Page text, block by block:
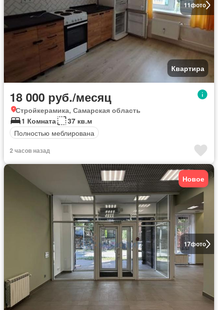
11фото
Квартира
18 000 руб./месяц
Стройкерамика, Самарская область
1 Комната
37 кв.м
Полностью меблирована
2 часов назад
17фото
Новое